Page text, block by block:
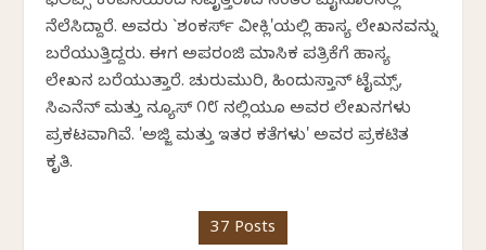
ನೆಲೆಸಿದ್ದಾರೆ. ಅವರು `ಶಂಕರ್ಸ್ ವೀಕ್ಲಿ'ಯಲ್ಲಿ ಹಾಸ್ಯ ಲೇಖನವನ್ನು
ಬರೆಯುತ್ತಿದ್ದರು. ಈಗ ಅಪರಂಜಿ ಮಾಸಿಕ ಪತ್ರಿಕೆಗೆ ಹಾಸ್ಯ
ಲೇಖನ ಬರೆಯುತ್ತಾರೆ. ಚುರುಮುರಿ, ಹಿಂದುಸ್ತಾನ್ ಟೈಮ್ಸ್,
ಸಿಎನೆನ್ ಮತ್ತು ನ್ಯೂಸ್ ೧೮ ನಲ್ಲಿಯೂ ಅವರ ಲೇಖನಗಳು
ಪ್ರಕಟವಾಗಿವೆ. 'ಅಜ್ಜಿ ಮತ್ತು ಇತರ ಕತೆಗಳು' ಅವರ ಪ್ರಕಟಿತ
ಕೃತಿ.
37 Posts